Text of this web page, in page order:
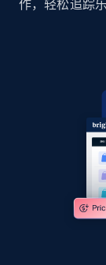
URL,
Rating,
2.4K+
Google
作，轻松追踪